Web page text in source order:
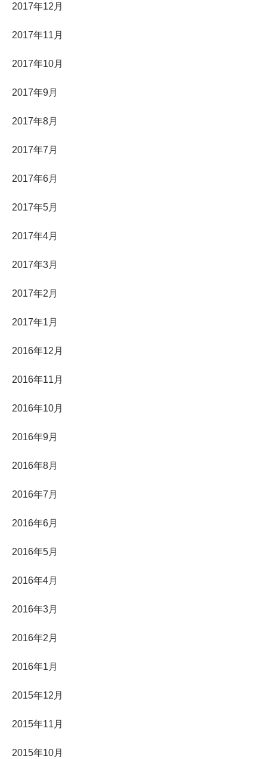
2017年12月
2017年11月
2017年10月
2017年9月
2017年8月
2017年7月
2017年6月
2017年5月
2017年4月
2017年3月
2017年2月
2017年1月
2016年12月
2016年11月
2016年10月
2016年9月
2016年8月
2016年7月
2016年6月
2016年5月
2016年4月
2016年3月
2016年2月
2016年1月
2015年12月
2015年11月
2015年10月